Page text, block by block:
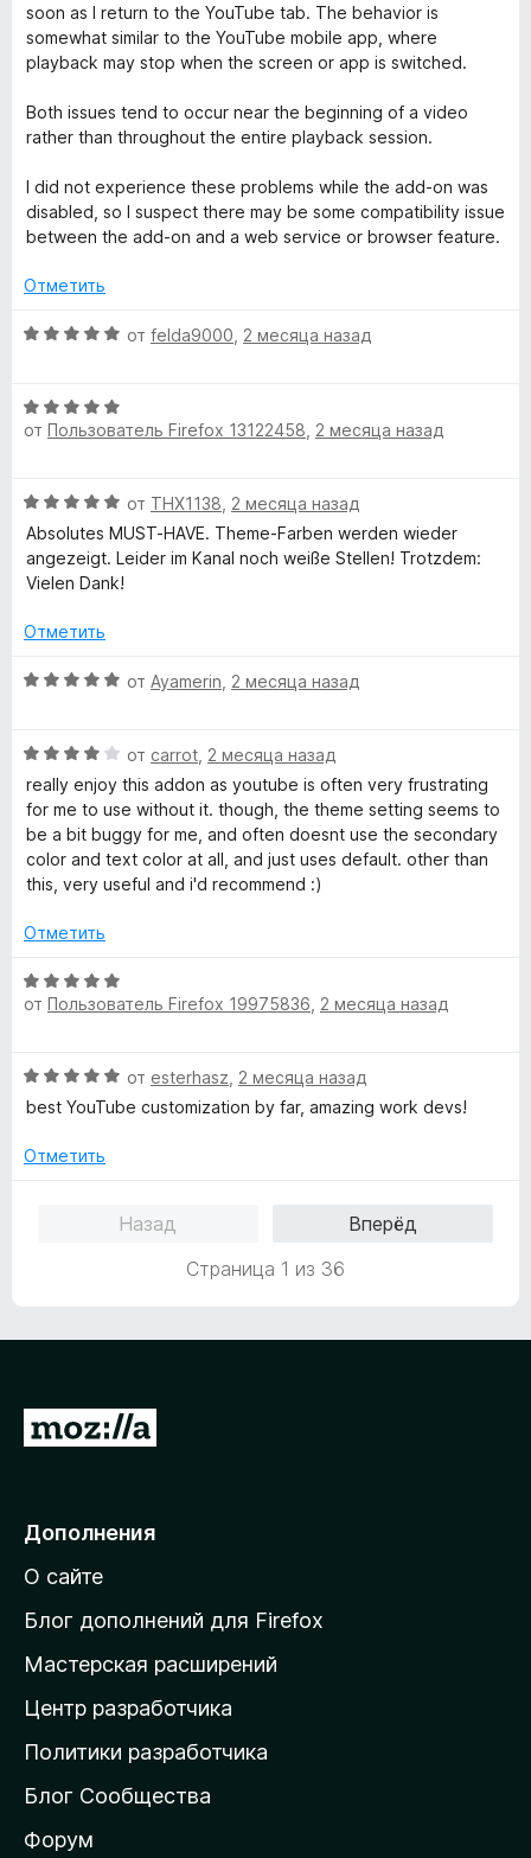
5
а
1
и
5
soon as I return to the YouTube tab. The behavior is
somewhat similar to the YouTube mobile app, where
playback may stop when the screen or app is switched.
Both issues tend to occur near the beginning of a video
rather than throughout the entire playback session.
I did not experience these problems while the add-on was
disabled, so I suspect there may be some compatibility issue
between the add-on and a web service or browser feature.
Отметить
О
н
е
н
а
5
и
5
от felda9000 2 месяца назад
О
ц
е
н
о
н
5
з
от Пользователь Firefox 13122458 2 месяца назад
О
ц
е
н
н
н
и
5
от THX1138 2 месяца назад
Absolutes MUST-HAVE. Theme-Farben werden wieder
angezeigt. Leider im Kanal noch weiße Stellen! Trotzdem:
Vielen Dank!
Отметить
О
н
е
н
о
н
а
и
5
от Ayamerin 2 месяца назад
О
ц
е
н
е
н
н
4
и
от carrot 2 месяца назад
really enjoy this addon as youtube is often very frustrating
for me to use without it. though, the theme setting seems to
be a bit buggy for me, and often doesnt use the secondary
color and text color at all, and just uses default. other than
this, very useful and i'd recommend :)
Отметить
О
ц
е
н
н
от Пользователь Firefox 19975836 2 месяца назад
О
ц
н
от esterhasz 2 месяца назад
best YouTube customization by far, amazing work devs!
Отметить
Назад
Вперёд
Страница 1 из 36
П
е
й
т
и
а
д
о
а
ш
Дополнения
О сайте
Блог дополнений для Firefox
Мастерская расширений
Центр разработчика
Политики разработчика
Блог Сообщества
Форум